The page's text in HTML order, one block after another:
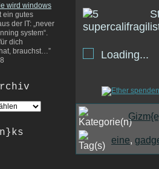
wird windows
ein gutes
der IT: „never
system“.
dich
brauchst…”
Loading...
eine,